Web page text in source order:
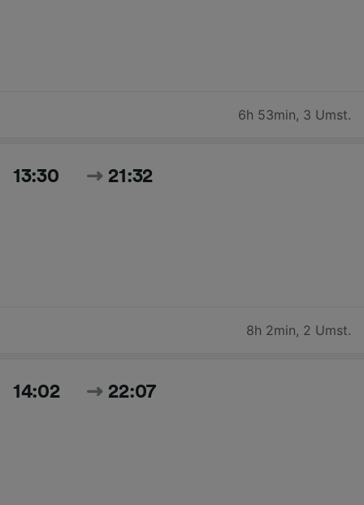
6h 53min, 3 Umst.
13:30 21:32
8h 2min, 2 Umst.
14:02 22:07